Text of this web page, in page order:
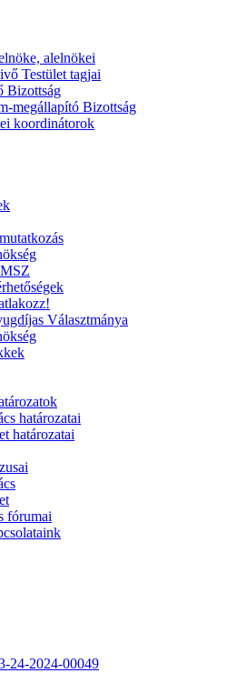
alelnökei
Testület tagjai
Bizottság
megállapító Bizottság
koordinátorok
Választmánya
határozatai
határozatai
fórumai
24-2024-00049